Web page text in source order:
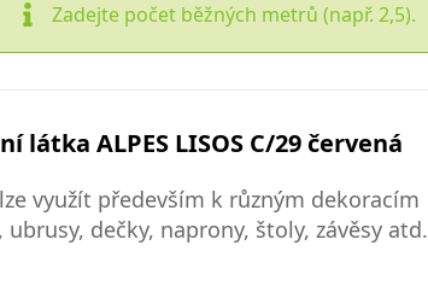
Zadejte počet běžných metrů (např. 2,5).
ALPES LISOS C/29 červená
využít především k různým dekoracím
dečky, naprony, štoly, závěsy atd.